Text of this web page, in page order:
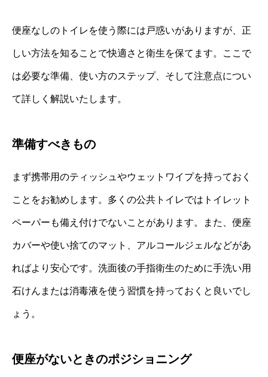
便座なしのトイレを使う際には戸惑いがありますが、正
しい方法を知ることで快適さと衛生を保てます。ここで
は必要な準備、使い方のステップ、そして注意点につい
て詳しく解説いたします。
準備すべきもの
まず携帯用のティッシュやウェットワイプを持っておく
ことをお勧めします。多くの公共トイレではトイレット
ペーパーも備え付けでないことがあります。また、便座
カバーや使い捨てのマット、アルコールジェルなどがあ
ればより安心です。洗面後の手指衛生のために手洗い用
石けんまたは消毒液を使う習慣を持っておくと良いでし
ょう。
便座がないときのポジショニング